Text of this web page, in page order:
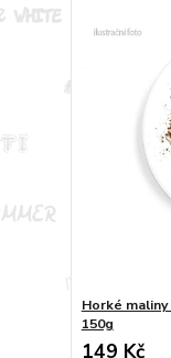
Horké
150g
149 Kč